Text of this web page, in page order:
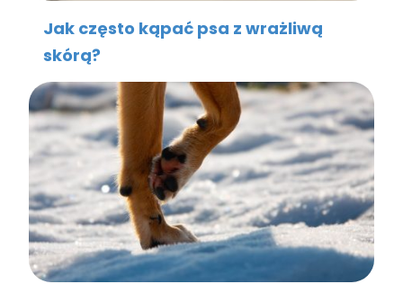
Jak często kąpać psa z wrażliwą
skórą?